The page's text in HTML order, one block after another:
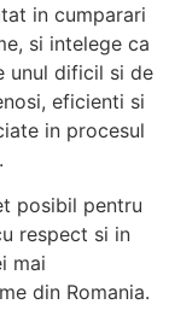
in cumparari
si intelege ca
unul dificil si de
eficienti si
in procesul
posibil pentru
respect si in
mai
din Romania.